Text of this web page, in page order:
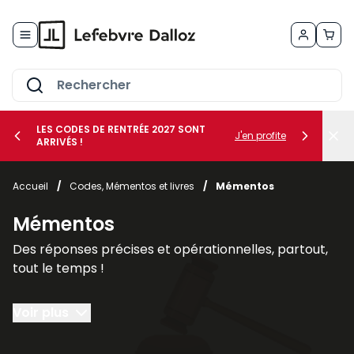
le sous-menu Vos métiers
le sous-menu Vos besoins
LES CODES DE RENTRÉE 2027 SONT
ARRIVÉS !
J'en profite
Accueil / Codes, Mémentos et livres / Mémentos
Mémentos
Des réponses précises et opérationnelles, partout,
tout le temps !
LeMémento
couvrant l'intégralité d'une matière pour traiter